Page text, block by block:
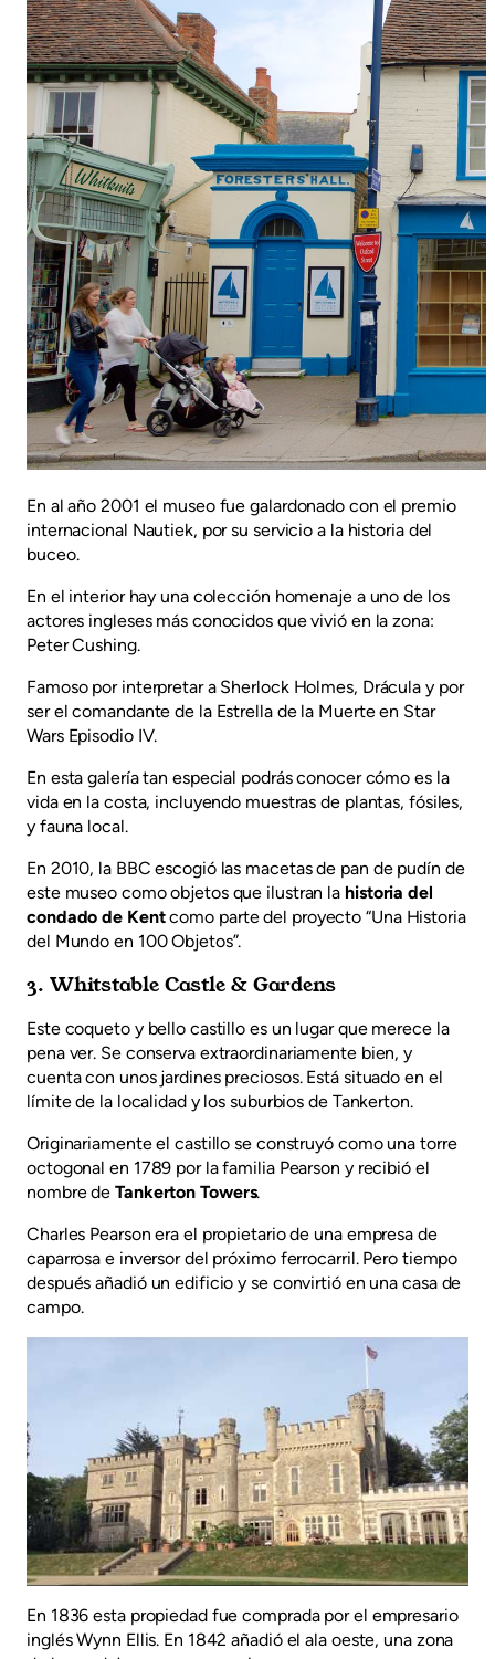
En al año 2001 el museo fue galardonado con el premio
internacional Nautiek, por su servicio a la historia del
buceo.
En el interior hay una colección homenaje a uno de los
actores ingleses más conocidos que vivió en la zona:
Peter Cushing.
Famoso por interpretar a Sherlock Holmes, Drácula y por
ser el comandante de la Estrella de la Muerte en Star
Wars Episodio IV.
En esta galería tan especial podrás conocer cómo es la
vida en la costa, incluyendo muestras de plantas, fósiles,
y fauna local.
En 2010, la BBC escogió las macetas de pan de pudín de
este museo como objetos que ilustran la historia del
condado de Kentcomo parte del proyecto “Una Historia
del Mundo en 100 Objetos”.
3. Whitstable Castle & Gardens
Este coqueto y bello castillo es un lugar que merece la
pena ver. Se conserva extraordinariamente bien, y
cuenta con unos jardines preciosos. Está situado en el
límite de la localidad y los suburbios de Tankerton.
Originariamente el castillo se construyó como una torre
octogonal en 1789 por la familia Pearson y recibió el
nombre deTankerton Towers.
Charles Pearson era el propietario de una empresa de
caparrosa e inversor del próximo ferrocarril. Pero tiempo
después añadió un edificio y se convirtió en una casa de
campo.
En 1836 esta propiedad fue comprada por el empresario
inglés Wynn Ellis. En 1842 añadió el ala oeste, una zona